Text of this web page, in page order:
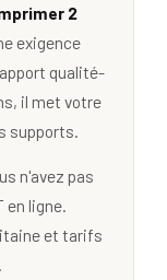
2
exigence
qualité-
il met votre
supports.
n'avez pas
en ligne.
et tarifs